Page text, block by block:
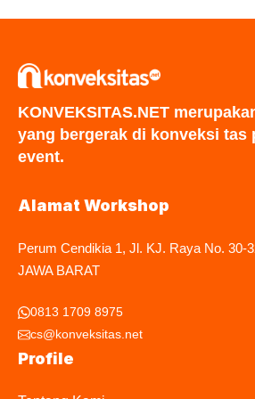
KONVEKSITAS.NET
yang bergerak di konveksi tas
event.
Alamat Workshop
Perum Cendikia 1, Jl. KJ. Raya No. 30-
JAWA BARAT
0813 1709 8975
cs@konveksitas.net
Profile